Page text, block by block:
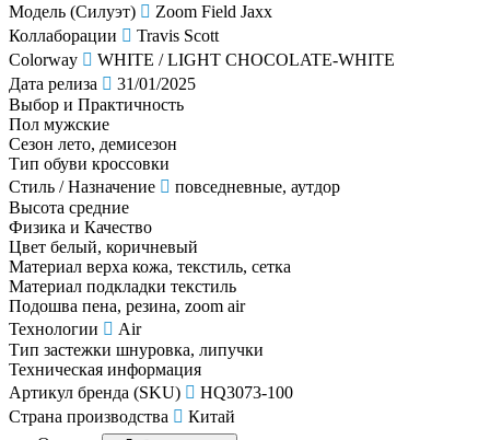
Модель (Силуэт)
Zoom Field Jaxx
Коллаборации
Travis Scott
Colorway
WHITE / LIGHT CHOCOLATE-WHITE
Дата релиза
31/01/2025
Выбор и Практичность
Пол мужские
Сезон лето, демисезон
Тип обуви кроссовки
Стиль / Назначение
повседневные, аутдор
Высота средние
Физика и Качество
Цвет белый, коричневый
Материал верха кожа, текстиль, сетка
Материал подкладки текстиль
Подошва пена, резина, zoom air
Технологии
Air
Тип застежки шнуровка, липучки
Техническая информация
Артикул бренда (SKU)
HQ3073-100
Страна производства
Китай